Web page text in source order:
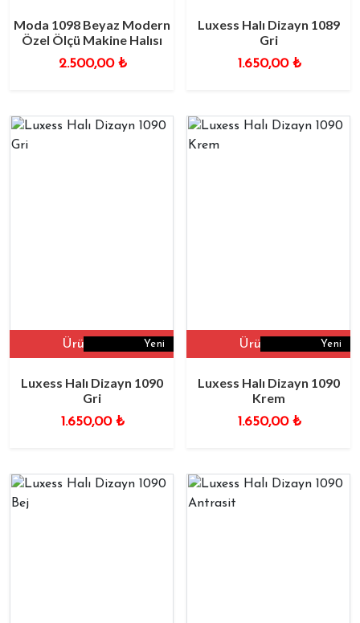
Moda 1098 Beyaz Modern
Özel Ölçü Makine Halısı
2.500,00 ₺
Luxess Halı Dizayn 1089
Gri
1.650,00 ₺
Yeni
Ürüne Git
Luxess Halı Dizayn 1090
Gri
1.650,00 ₺
Yeni
Ürüne Git
Luxess Halı Dizayn 1090
Krem
1.650,00 ₺